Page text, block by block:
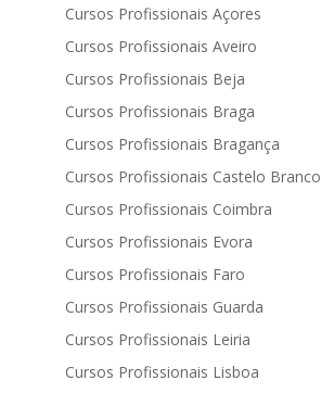
Cursos Profissionais Açores
Cursos Profissionais Aveiro
Cursos Profissionais Beja
Cursos Profissionais Braga
Cursos Profissionais Bragança
Cursos Profissionais Castelo Branco
Cursos Profissionais Coimbra
Cursos Profissionais Evora
Cursos Profissionais Faro
Cursos Profissionais Guarda
Cursos Profissionais Leiria
Cursos Profissionais Lisboa